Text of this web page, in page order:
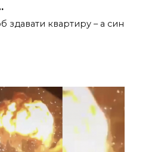
здавати квартиру – а син